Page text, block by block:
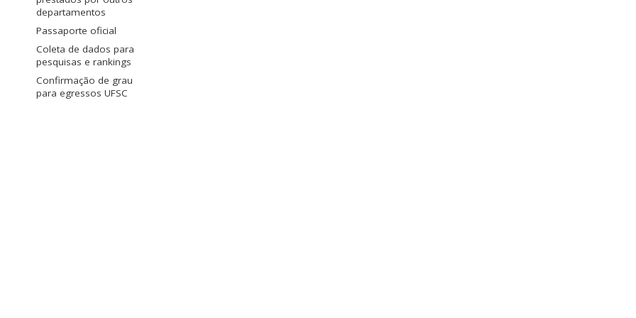
departamentos
Passaporte oficial
Coleta de dados para
pesquisas e rankings
Confirmação de grau
para egressos UFSC